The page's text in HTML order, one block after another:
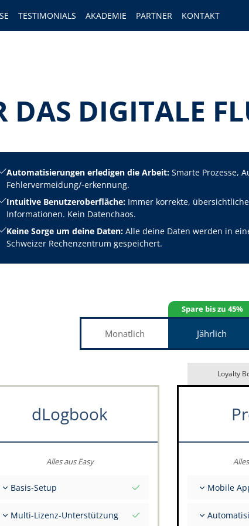
TESTIMONIALS AKADEMIE PARTNER KONTAKT
DAS DIGITALE
Automatisierungen erledigen die Arbeit: Smarte Prozesse,
Fehlervermeidung/-erkennung.
Intuitive Benutzeroberfläche: Immer korrekte,
Informationen. Kein Datenchaos.
Keine Sorge um deine Daten: Alle deine Daten werden in
Schweizer Rechenzentrum gespeichert.
Spare bis zu 45%
Monatlich Jährlich
dLogbook
Alles aus Easy
Basis-Setup
Beratung zu deinen Daten durch das
Multi-Lizenz-Unterstützung
Loyalty
Mobile
Flug- &